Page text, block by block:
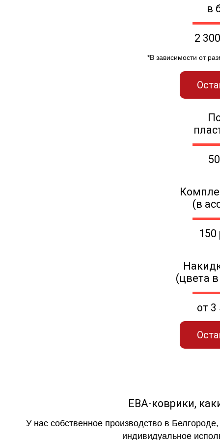
в
2
*В зависимости от
(в
(цвета
от 3
ЕВА-коврики,
У нас собственное производство в
индивидуальное